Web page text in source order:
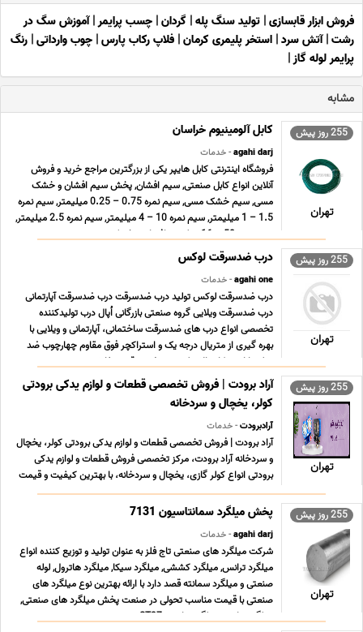
فروش ابزار قابسازی| تولید سنگ پله| گردان| چسب پرایمر|آموزش سگ در
رشت|آتش سرد| استخر پلیمری کرمان| فلاپ رکاب پارس| چوب وارداتی| رنگ
پرایمر لوله گاز|
مشابه
255 روز پیش
تهران
کابل آلومینیوم خراسان
agahi darj- خدمات
فروشگاه اینترنتی کابل هایپر یکی از بزرگترین مراجع خرید و فروش
آنلاین انواع کابل صنعتی, سیم افشان, پخش سیم افشان و خشک
مسی, سیم خشک مسی, سیم نمره 0.75 – 0.25 میلیمتر, سیم نمره
1.5 – 1 میلیمتر, سیم نمره 10 – 4 میلیمتر, سیم نمره 2.5 میلیمتر,
سیم نمره 50 – 16 میلیمتر افشان و خشک زمین ... ...
255 روز پیش
تهران
درب ضدسرقت لوکس
agahi one- خدمات
درب ضدسرقت لوکس تولید درب ضدسرقت درب ضدسرقت آپارتمانی
درب ضدسرقت ویلایی گروه صنعتی بازرگانی اُپال درب تولیدکننده
تخصصی انواع درب های ضدسرقت ساختمانی، آپارتمانی و ویلایی با
بهره گیری از متریال درجه یک و استراکچر فوق مقاوم چهارچوب ضد
دیلم با استحکام بالا تولید درب ضدسرقت سفارش ... ...
255 روز پیش
تهران
آراد برودت | فروش تخصصی قطعات و لوازم یدکی برودتی
کولر، یخچال و سردخانه
آرادبرودت- خدمات
آراد برودت | فروش تخصصی قطعات و لوازم یدکی برودتی کولر، یخچال
و سردخانه آراد برودت، مرکز تخصصی فروش قطعات و لوازم یدکی
برودتی انواع کولر گازی، یخچال و سردخانه، با بهترین کیفیت و قیمت
مناسب در تهران. محصولات و خدمات ما کمپرسور کولر گازی، یخچال،
سردخانه و خودرو پمپ وکیوم و تعمیر ان ... ...
255 روز پیش
تهران
agahi darj- خدمات
شرکت میلگرد های صنعتی تاج فلز به عنوان تولید و توزیع کننده انواع
میلگرد ترانس, میلگرد کششی, میلگرد سیکا, میلگرد هاترول, لوله
صنعتی و میلگرد سمانته قصد دارد با ارائه بهترین نوع میلگرد های
صنعتی با قیمت مناسب تحولی در صنعت پخش میلگرد های صنعتی,
میلگرد ترانس, میلگرد ترانسی ST37 , می ... ...